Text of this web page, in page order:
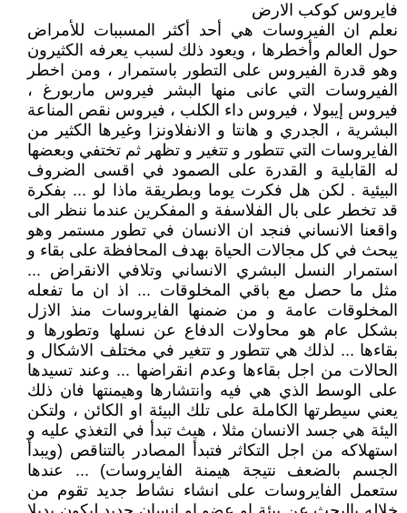
فايروس كوكب الارض
نعلم ان الفيروسات هي أحد أكثر المسببات للأمراض
حول العالم وأخطرها ، ويعود ذلك لسبب يعرفه الكثيرون
وهو قدرة الفيروس على التطور باستمرار ، ومن اخطر
الفيروسات التي عانى منها البشر فيروس ماربورغ ،
فيروس إيبولا ، فيروس داء الكلب ، فيروس نقص المناعة
البشرية ، الجدري و هانتا و الانفلاونزا وغيرها الكثير من
الفايروسات التي تتطور و تتغير و تظهر ثم تختفي وبعضها
له القابلية و القدرة على الصمود في اقسى الضروف
البيئية . لكن هل فكرت يوما وبطريقة ماذا لو ... بفكرة
قد تخطر على بال الفلاسفة و المفكرين عندما ننظر الى
واقعنا الانساني فنجد ان الانسان في تطور مستمر وهو
يبحث في كل مجالات الحياة بهدف المحافظة على بقاء و
استمرار النسل البشري الانساني وتلافي الانقراض ...
مثل ما حصل مع باقي المخلوقات ... اذ ان ما تفعله
المخلوقات عامة و من ضمنها الفايروسات منذ الازل
بشكل عام هو محاولات الدفاع عن نسلها وتطورها و
بقاءها ... لذلك هي تتطور و تتغير في مختلف الاشكال و
الحالات من اجل بقاءها وعدم انقراضها ... وعند تسيدها
على الوسط الذي هي فيه وانتشارها وهيمنتها فان ذلك
يعني سيطرتها الكاملة على تلك البيئة او الكائن ، ولتكن
اليئة هي جسد الانسان مثلا ، هيث تبدأ في التغذي عليه و
استهلاكه من اجل التكاثر فتبدأ المصادر بالتناقص (ويبدأ
الجسم بالضعف نتيجة هيمنة الفايروسات) ... عندها
ستعمل الفايروسات على انشاء نشاط جديد تقوم من